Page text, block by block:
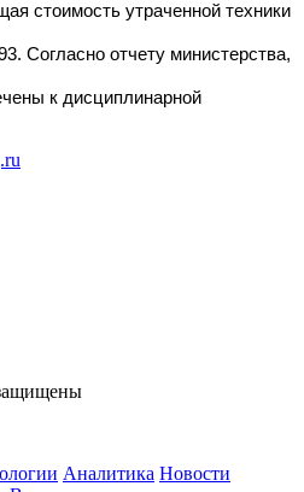
стоимость утраченной техники
Согласно отчету министерства,
к дисциплинарной
Аналитика Новости